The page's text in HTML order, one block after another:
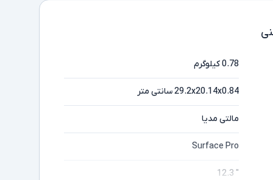
0.78 کیلوگرم
29.2x20.14x0.84 سانتی متر
مالتی مدیا
Surface Pro
" 12.3